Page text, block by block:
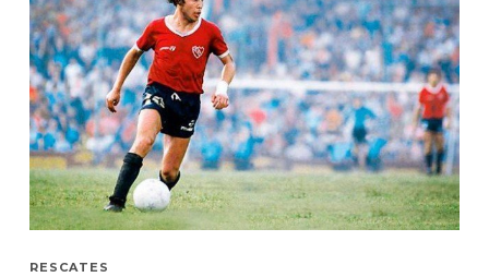
RESCATES